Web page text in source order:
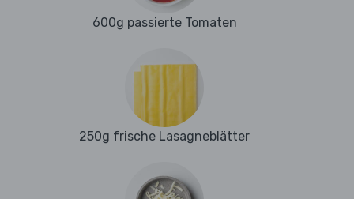
600g passierte Tomaten
250g frische Lasagneblätter